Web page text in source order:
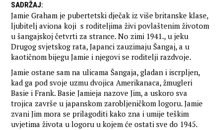
SADRŽAJ:
Jamie Graham je pubertetski dječak iz više britanske klase,
ljubitelj aviona koji s roditeljima živi povlaštenim životom
u šangajskoj četvrti za strance. No zimi 1941., u jeku
Drugog svjetskog rata, Japanci zauzimaju Šangaj, a u
kaotičnom bijegu Jamie i njegovi se roditelji razdvoje.
Jamie ostane sam na ulicama Šangaja, gladan i iscrpljen,
kad ga pod svoje uzmu dvojica Amerikanaca, žmugleri
Basie i Frank. Basie Jamieja nazove Jim, a uskoro sva
trojica završe u japanskom zarobljeničkom logoru. Jamie
zvani Jim mora se prilagoditi kako zna i umije teškim
uvjetima života u logoru u kojem će ostati sve do 1945.